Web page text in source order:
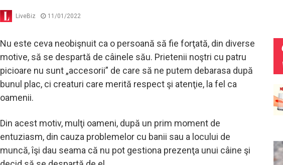
LiveBiz 11/01/2022
Nu este ceva neobişnuit ca o persoană să fie forţată, din diverse
motive, să se despartă de câinele său. Prietenii noştri cu patru
picioare nu sunt „accesorii” de care să ne putem debarasa după
bunul plac, ci creaturi care merită respect şi atenţie, la fel ca
oamenii.
Din acest motiv, mulţi oameni, după un prim moment de
entuziasm, din cauza problemelor cu banii sau a locului de
muncă, îşi dau seama că nu pot gestiona prezenţa unui câine şi